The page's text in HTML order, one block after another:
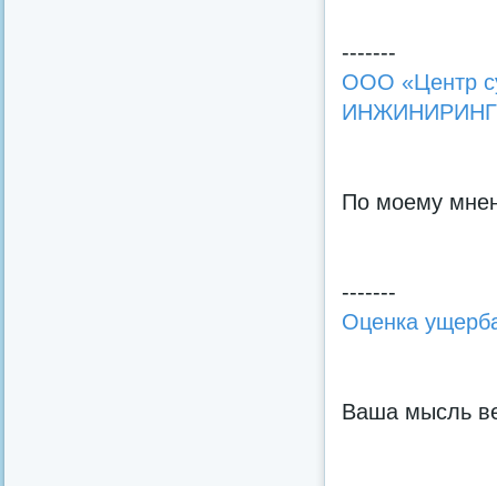
-------
ООО «Центр
ИНЖИНИРИНГ
По моему
-------
Оценка
Ваша мысль